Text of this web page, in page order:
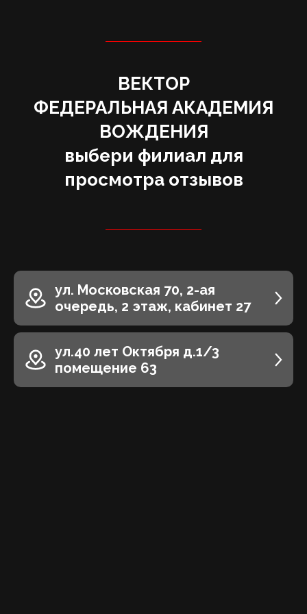
ВЕКТОР
‌ФЕДЕРАЛЬНАЯ АКАДЕМИЯ
ВОЖДЕНИЯ
выбери филиал для
просмотра отзывов
ул. Московская 70, 2-ая
очередь, 2 этаж, кабинет 27
ул.40 лет Октября д.1/3
помещение 63